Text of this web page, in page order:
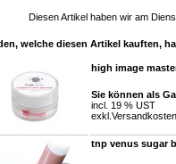
Diesen Artikel haben wir am
welche diesen Artikel kauften,
high image
Sie können als
incl. 19 % UST
exkl. Versandkosten
tnp venus sugar